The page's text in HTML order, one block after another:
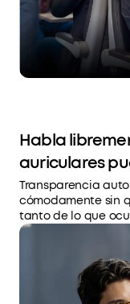
Habla
auriculares
Transparencia
cómodamente sin
tanto de lo que